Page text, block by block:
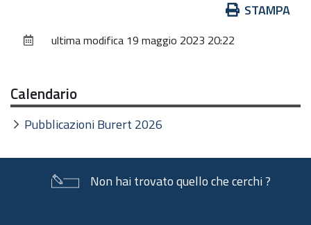
documento
STAMPA
ultima modifica 19 maggio 2023 20:22
Calendario
Pubblicazioni Burert 2026
Non hai trovato quello che cerchi ?